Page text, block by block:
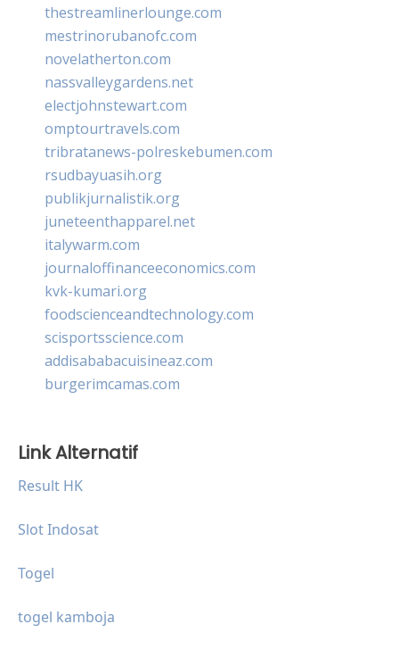
thestreamlinerlounge.com
mestrinorubanofc.com
novelatherton.com
nassvalleygardens.net
electjohnstewart.com
omptourtravels.com
tribratanews-polreskebumen.com
rsudbayuasih.org
publikjurnalistik.org
juneteenthapparel.net
italywarm.com
journaloffinanceeconomics.com
kvk-kumari.org
foodscienceandtechnology.com
scisportsscience.com
addisababacuisineaz.com
burgerimcamas.com
Link Alternatif
Result HK
Slot Indosat
Togel
togel kamboja